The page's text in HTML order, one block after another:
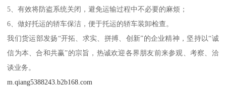
5、有效将防盗系统关闭，避免运输过程中不必要的麻烦；
6、做好托运的轿车保洁，便于托运的轿车装卸检查。
我们货运部发扬“开拓、求实、拼搏、创新”的企业精神，坚持以“诚
信为本、合和共赢”的宗旨，热诚欢迎各界朋友前来参观、考察、洽
谈业务。
m.qiang5388243.b2b168.com